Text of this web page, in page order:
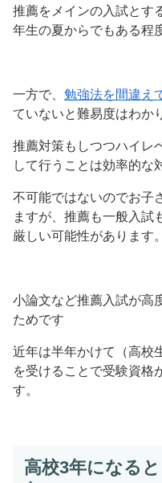
推薦をメインの入試とす
年生の夏からでもある程
一方で、 勉強法を間違え
ていないと難易度はわか
推薦対策もしつつハイレ
して行うことは効率的な
不可能ではないのでお子
ますが、推薦も一般入試
厳しい可能性があります。
小論文など推薦入試が高
ためです
近年は半年かけて（高校
を受けることで受験資格
す。
高校3年になる